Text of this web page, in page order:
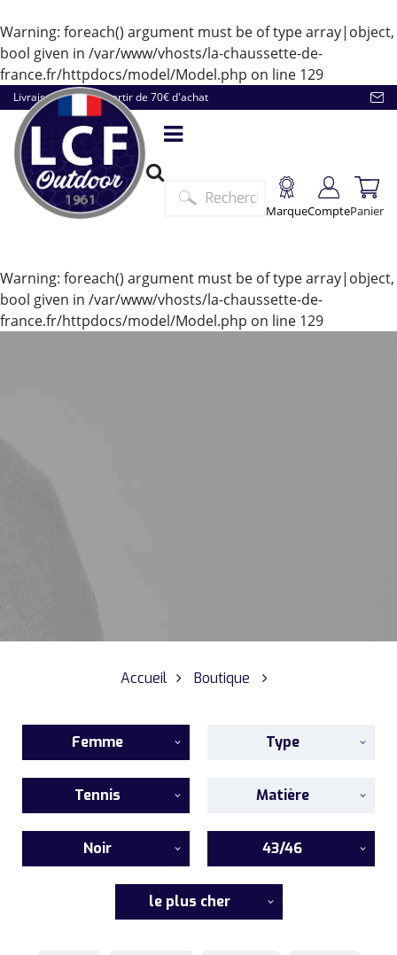
Warning: foreach() argument must be of type array|object,
bool given in /var/www/vhosts/la-chaussette-de-
france.fr/httpdocs/model/Model.php on line 129
Livraison offerte à partir de 70€ d'achat
MarqueComptePanier
Warning: foreach() argument must be of type array|object,
bool given in /var/www/vhosts/la-chaussette-de-
france.fr/httpdocs/model/Model.php on line 129
Accueil Boutique
Femme Type
Tennis Matière
Noir 43/46
le plus cher